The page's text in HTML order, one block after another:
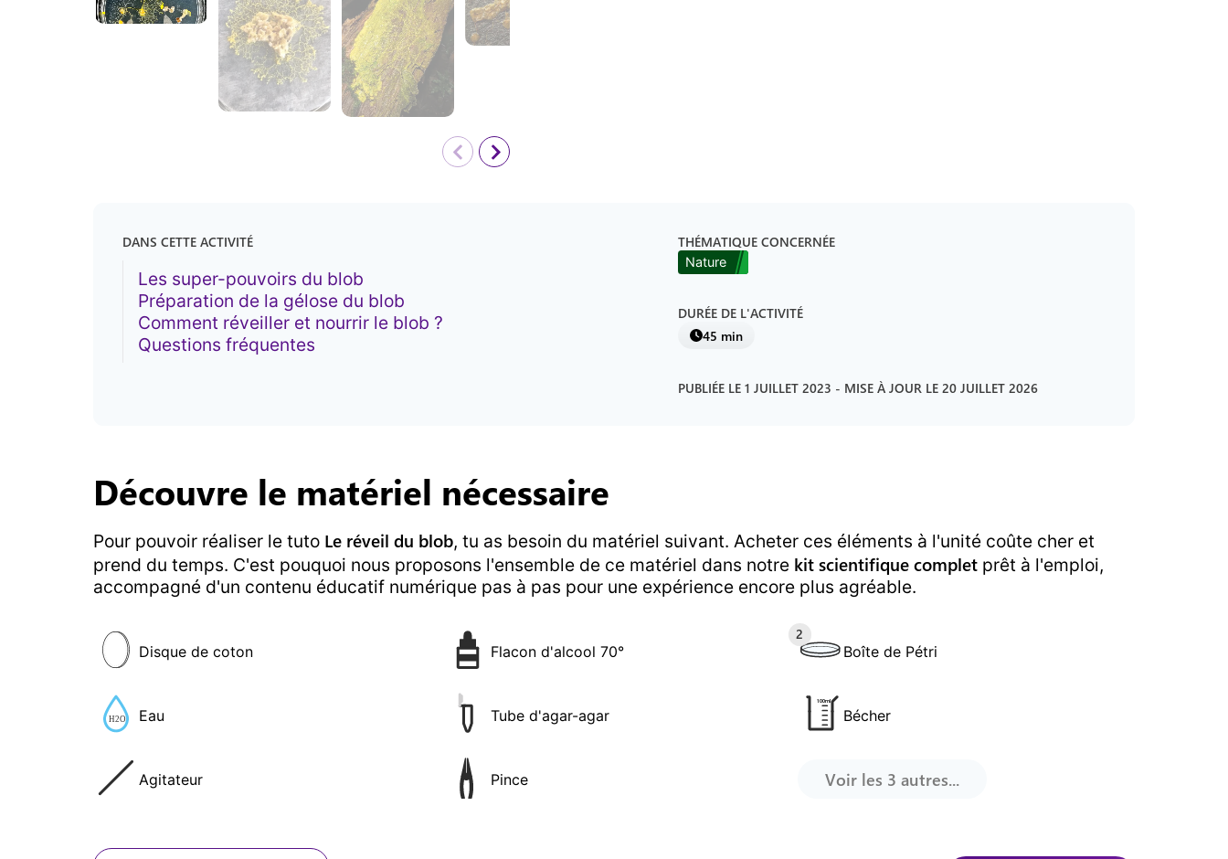
DANS CETTE ACTIVITÉ
Les super-pouvoirs du blob
Préparation de la gélose du blob
Comment réveiller et nourrir le blob ?
Questions fréquentes
THÉMATIQUE CONCERNÉE
Nature
DURÉE DE L'ACTIVITÉ
45 min
PUBLIÉE LE1 JUILLET 2023 - MISE À JOUR LE20 JUILLET 2026
Découvre le matériel nécessaire
Pour pouvoir réaliser le tuto Le réveil du blob, tu as besoin du matériel suivant. Acheter ces éléments à l'unité coûte cher et
prend du temps. C'est pouquoi nous proposons l'ensemble de ce matériel dans notre kit scientifiquecomplet prêt à l'emploi,
accompagné d'un contenu éducatif numérique pas à pas pour une expérience encore plus agréable.
Disque de coton Flacon d'alcool 70° Boîte de Pétri
2
Eau Tube d'agar-agar Bécher
Agitateur Pince Voir les 3 autres...